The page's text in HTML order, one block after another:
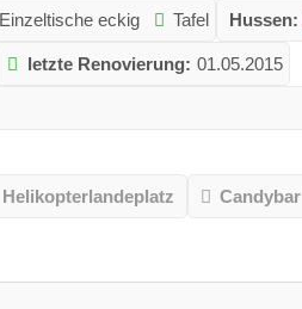
Einzeltische eckig Tafel Hussen:
letzte Renovierung: 01.05.2015
Helikopterlandeplatz Candybar